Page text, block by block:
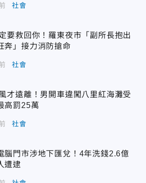
社會
要救回你！羅東夜市「副所長抱出
奔」接力消防搶命
社會
才遠離！男開車違闖八里紅海灘受
罰25萬
社會
腦門市涉地下匯兌！4年洗錢2.6億
遭逮